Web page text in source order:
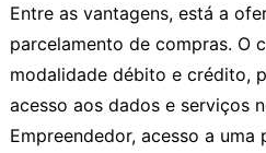
Entre as vantagens, está a
parcelamento de compras. O
modalidade débito e crédito,
acesso aos dados e serviços
Empreendedor, acesso a uma